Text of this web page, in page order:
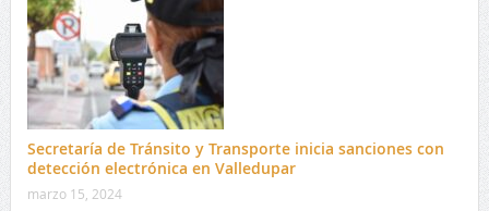
Secretaría de Tránsito y Transporte inicia sanciones con
detección electrónica en Valledupar
marzo 15, 2024